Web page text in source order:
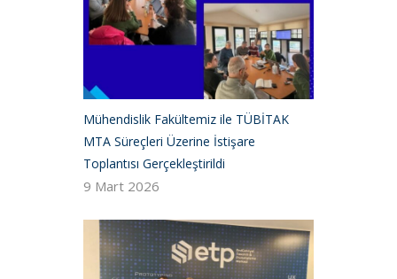
Mühendislik Fakültemiz ile TÜBİTAK
MTA Süreçleri Üzerine İstişare
Toplantısı Gerçekleştirildi
9 Mart 2026